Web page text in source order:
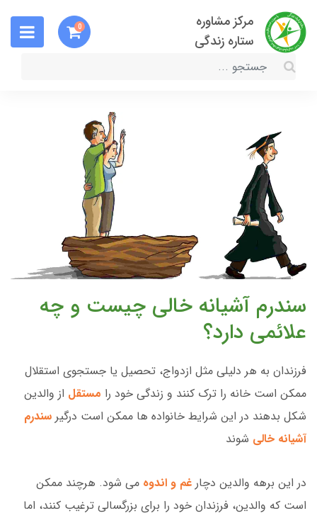
مرکز مشاوره
ستاره زندگی
0
سندرم آشیانه خالی چیست و چه
علائمی دارد؟
فرزندان به هر دلیلی مثل ازدواج، تحصیل یا جستجوی استقلال
ممکن است خانه را ترک کنند و زندگی خود را مستقل از والدین
شکل بدهند در این شرایط خانواده ها ممکن است درگیر سندرم
آشیانه خالی شوند
در این برهه والدین دچار غم و اندوه می شود. هرچند ممکن
است که والدین، فرزندان خود را برای بزرگسالی ترغیب کنند، اما